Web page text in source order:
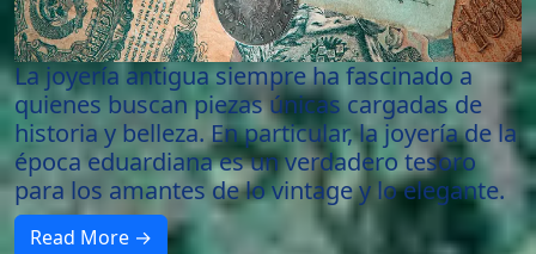
La joyería antigua siempre ha fascinado a
quienes buscan piezas únicas cargadas de
historia y belleza. En particular, la joyería de la
época eduardiana es un verdadero tesoro
para los amantes de lo vintage y lo elegante.
Read More →